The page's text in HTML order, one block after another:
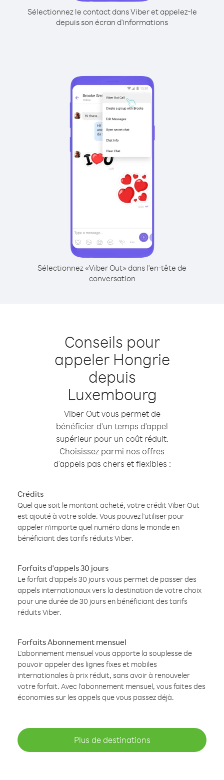
Sélectionnez le contact dans Viber et appelez-le
depuis son écran d'informations
Sélectionnez «Viber Out» dans l'en-tête de
conversation
Conseils pour
appeler Hongrie
depuis
Luxembourg
Viber Out vous permet de
bénéficier d'un temps d'appel
supérieur pour un coût réduit.
Choisissez parmi nos offres
d'appels pas chers et flexibles :
Crédits
Quel que soit le montant acheté, votre crédit Viber Out
est ajouté à votre solde. Vous pouvez l'utiliser pour
appeler n'importe quel numéro dans le monde en
bénéficiant des tarifs réduits Viber.
Forfaits d'appels 30 jours
Le forfait d'appels 30 jours vous permet de passer des
appels internationaux vers la destination de votre choix
pour une durée de 30 jours en bénéficiant des tarifs
réduits Viber.
Forfaits Abonnement mensuel
L'abonnement mensuel vous apporte la souplesse de
pouvoir appeler des lignes fixes et mobiles
internationales à prix réduit, sans avoir à renouveler
votre forfait. Avec l'abonnement mensuel, vous faites des
économies sur les appels que vous passez déjà.
Plus de destinations